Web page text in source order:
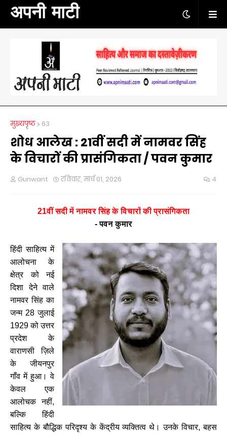
अपनी माटी
मुख्यपृष्ठ 63
शोध आलेख : 21वीं सदी में नामवर सिंह
के विचारों की प्रासंगिकता / पवन कुमार
Gunwant रविवार, मार्च 01, 2026 4
21वीं सदी में नामवर सिंह के विचारों की प्रासंगिकता
- पवन कुमार
हिंदी साहित्य में
आलोचना के
क्षेत्र को नई
दिशा देने वाले
नामवर सिंह का
जन्म 28 जुलाई
1929 को उत्तर
प्रदेश के
वाराणसी ज़िले
के जीयनपुर
गाँव में हुआ। वे
केवल एक
आलोचक नहीं,
बल्कि हिंदी
साहित्य के बौद्धिक परिदृश्य केकेंद्रीय व्यक्तित्व थे। उनके विचार, बहस